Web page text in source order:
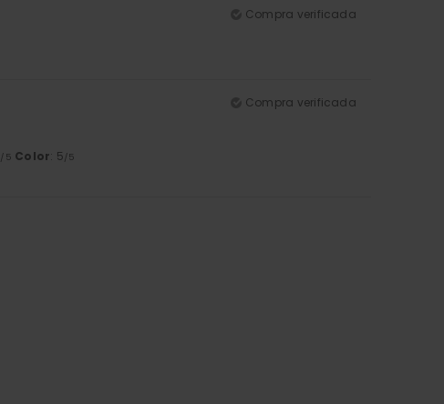
Compra verificada
Compra verificada
/5 Color: 5/5